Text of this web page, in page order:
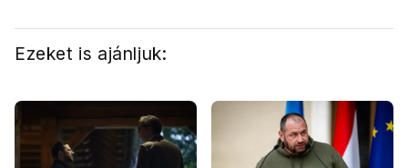
Ezeket is ajánljuk: